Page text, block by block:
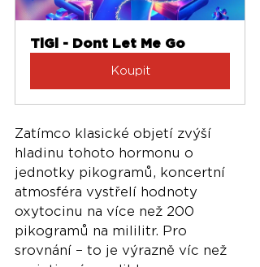
TiGi - Dont Let Me Go
Koupit
Zatímco klasické objetí zvýší
hladinu tohoto hormonu o
jednotky pikogramů, koncertní
atmosféra vystřelí hodnoty
oxytocinu na více než 200
pikogramů na mililitr. Pro
srovnání – to je výrazně víc než